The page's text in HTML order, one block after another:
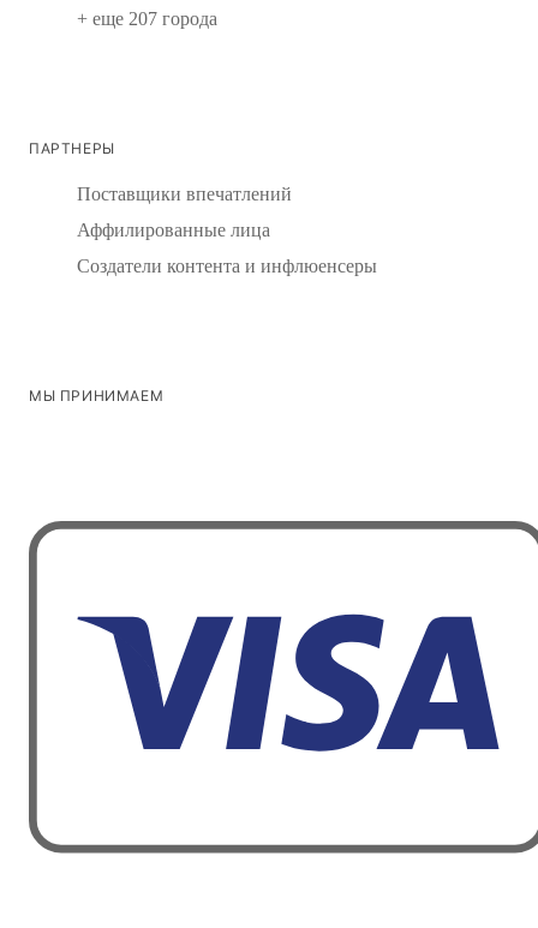
+ еще 207 города
ПАРТНЕРЫ
Поставщики впечатлений
Аффилированные лица
Создатели контента и инфлюенсеры
МЫ ПРИНИМАЕМ